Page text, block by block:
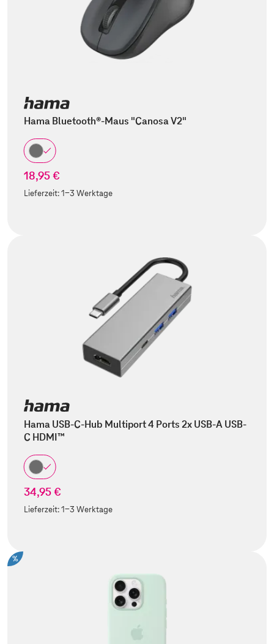
Hama Bluetooth®-Maus "Canosa V2"
18,95 €
Lieferzeit:1-3 Werktage
Hama USB-C-Hub Multiport 4 Ports 2x USB-A USB-
C HDMI™
34,95 €
Lieferzeit:1-3 Werktage
%